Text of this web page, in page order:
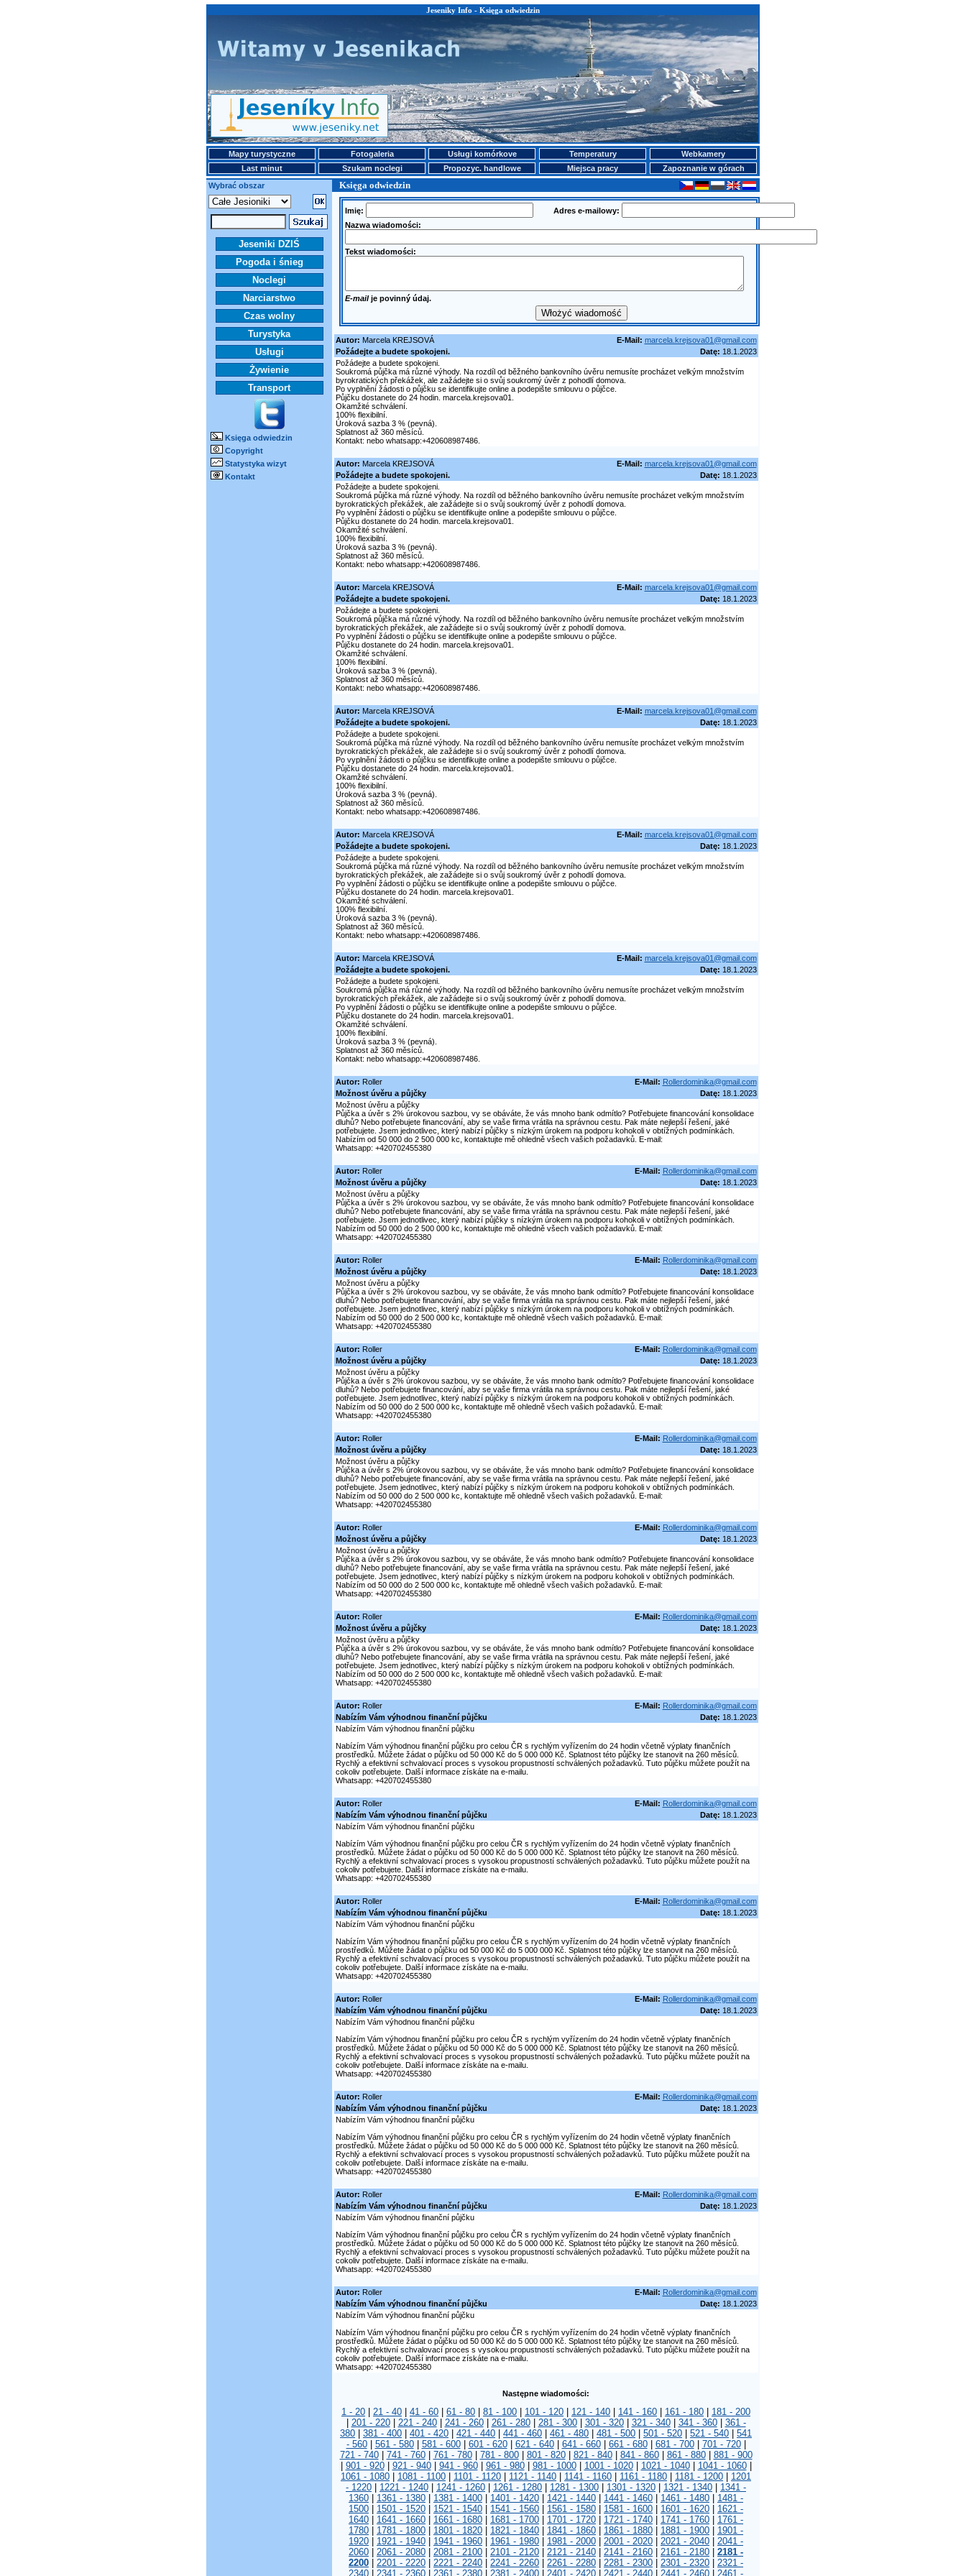
Jeseniky Info - Księga odwiedzin
Mapy turystyczne Fotogaleria Usługi komórkove Temperatury
Webkamery
Last minut
Szukam noclegi Propozyc. handlowe Miejsca pracy
Zapoznanie w górach
Wybrać obszar
Księga odwiedzin
Jeseniki DZIŚ
Pogoda i śnieg
Noclegi
Narciarstwo
Czas wolny
Turystyka
Usługi
Żywienie
Transport
Księga odwiedzin
Copyright
Statystyka wizyt
Kontakt
Imię:
Adres e-mailowy:
Nazwa wiadomości:
Tekst wiadomości:
E-mailje povinný údaj.
Autor: Marcela KREJSOVÁ E-Mail: marcela.krejsova01@gmail.com
Požádejte a budete spokojeni.
Datę: 18.1.2023
Požádejte a budete spokojeni.
Soukromá půjčka má různé výhody. Na rozdíl od běžného bankovního úvěru nemusíte procházet velkým množstvím
byrokratických překážek, ale zažádejte si o svůj soukromý úvěr z pohodlí domova.
Po vyplnění žádosti o půjčku se identifikujte online a podepište smlouvu o půjčce.
Půjčku dostanete do 24 hodin. marcela.krejsova01.
Okamžité schválení.
100% flexibilní.
Úroková sazba 3 % (pevná).
Splatnost až 360 měsíců.
Kontakt: nebo whatsapp:+420608987486.
Autor: Marcela KREJSOVÁ E-Mail: marcela.krejsova01@gmail.com
Požádejte a budete spokojeni.
Datę: 18.1.2023
Požádejte a budete spokojeni.
Soukromá půjčka má různé výhody. Na rozdíl od běžného bankovního úvěru nemusíte procházet velkým množstvím
byrokratických překážek, ale zažádejte si o svůj soukromý úvěr z pohodlí domova.
Po vyplnění žádosti o půjčku se identifikujte online a podepište smlouvu o půjčce.
Půjčku dostanete do 24 hodin. marcela.krejsova01.
Okamžité schválení.
100% flexibilní.
Úroková sazba 3 % (pevná).
Splatnost až 360 měsíců.
Kontakt: nebo whatsapp:+420608987486.
Autor: Marcela KREJSOVÁ E-Mail: marcela.krejsova01@gmail.com
Požádejte a budete spokojeni.
Datę: 18.1.2023
Požádejte a budete spokojeni.
Soukromá půjčka má různé výhody. Na rozdíl od běžného bankovního úvěru nemusíte procházet velkým množstvím
byrokratických překážek, ale zažádejte si o svůj soukromý úvěr z pohodlí domova.
Po vyplnění žádosti o půjčku se identifikujte online a podepište smlouvu o půjčce.
Půjčku dostanete do 24 hodin. marcela.krejsova01.
Okamžité schválení.
100% flexibilní.
Úroková sazba 3 % (pevná).
Splatnost až 360 měsíců.
Kontakt: nebo whatsapp:+420608987486.
Autor: Marcela KREJSOVÁ E-Mail: marcela.krejsova01@gmail.com
Požádejte a budete spokojeni.
Datę: 18.1.2023
Požádejte a budete spokojeni.
Soukromá půjčka má různé výhody. Na rozdíl od běžného bankovního úvěru nemusíte procházet velkým množstvím
byrokratických překážek, ale zažádejte si o svůj soukromý úvěr z pohodlí domova.
Po vyplnění žádosti o půjčku se identifikujte online a podepište smlouvu o půjčce.
Půjčku dostanete do 24 hodin. marcela.krejsova01.
Okamžité schválení.
100% flexibilní.
Úroková sazba 3 % (pevná).
Splatnost až 360 měsíců.
Kontakt: nebo whatsapp:+420608987486.
Autor: Marcela KREJSOVÁ E-Mail: marcela.krejsova01@gmail.com
Požádejte a budete spokojeni.
Datę: 18.1.2023
Požádejte a budete spokojeni.
Soukromá půjčka má různé výhody. Na rozdíl od běžného bankovního úvěru nemusíte procházet velkým množstvím
byrokratických překážek, ale zažádejte si o svůj soukromý úvěr z pohodlí domova.
Po vyplnění žádosti o půjčku se identifikujte online a podepište smlouvu o půjčce.
Půjčku dostanete do 24 hodin. marcela.krejsova01.
Okamžité schválení.
100% flexibilní.
Úroková sazba 3 % (pevná).
Splatnost až 360 měsíců.
Kontakt: nebo whatsapp:+420608987486.
Autor: Marcela KREJSOVÁ E-Mail: marcela.krejsova01@gmail.com
Požádejte a budete spokojeni.
Datę: 18.1.2023
Požádejte a budete spokojeni.
Soukromá půjčka má různé výhody. Na rozdíl od běžného bankovního úvěru nemusíte procházet velkým množstvím
byrokratických překážek, ale zažádejte si o svůj soukromý úvěr z pohodlí domova.
Po vyplnění žádosti o půjčku se identifikujte online a podepište smlouvu o půjčce.
Půjčku dostanete do 24 hodin. marcela.krejsova01.
Okamžité schválení.
100% flexibilní.
Úroková sazba 3 % (pevná).
Splatnost až 360 měsíců.
Kontakt: nebo whatsapp:+420608987486.
Autor: Roller E-Mail: Rollerdominika@gmail.com
Možnost úvěru a půjčky
Datę: 18.1.2023
Možnost úvěru a půjčky
Půjčka a úvěr s 2% úrokovou sazbou, vy se obáváte, že vás mnoho bank odmítlo? Potřebujete financování konsolidace
dluhů? Nebo potřebujete financování, aby se vaše firma vrátila na správnou cestu. Pak máte nejlepší řešení, jaké
potřebujete. Jsem jednotlivec, který nabízí půjčky s nízkým úrokem na podporu kohokoli v obtížných podmínkách.
Nabízím od 50 000 do 2 500 000 kc, kontaktujte mě ohledně všech vašich požadavků. E-mail:
Whatsapp: +420702455380
Autor: Roller E-Mail: Rollerdominika@gmail.com
Možnost úvěru a půjčky
Datę: 18.1.2023
Možnost úvěru a půjčky
Půjčka a úvěr s 2% úrokovou sazbou, vy se obáváte, že vás mnoho bank odmítlo? Potřebujete financování konsolidace
dluhů? Nebo potřebujete financování, aby se vaše firma vrátila na správnou cestu. Pak máte nejlepší řešení, jaké
potřebujete. Jsem jednotlivec, který nabízí půjčky s nízkým úrokem na podporu kohokoli v obtížných podmínkách.
Nabízím od 50 000 do 2 500 000 kc, kontaktujte mě ohledně všech vašich požadavků. E-mail:
Whatsapp: +420702455380
Autor: Roller E-Mail: Rollerdominika@gmail.com
Možnost úvěru a půjčky
Datę: 18.1.2023
Možnost úvěru a půjčky
Půjčka a úvěr s 2% úrokovou sazbou, vy se obáváte, že vás mnoho bank odmítlo? Potřebujete financování konsolidace
dluhů? Nebo potřebujete financování, aby se vaše firma vrátila na správnou cestu. Pak máte nejlepší řešení, jaké
potřebujete. Jsem jednotlivec, který nabízí půjčky s nízkým úrokem na podporu kohokoli v obtížných podmínkách.
Nabízím od 50 000 do 2 500 000 kc, kontaktujte mě ohledně všech vašich požadavků. E-mail:
Whatsapp: +420702455380
Autor: Roller E-Mail: Rollerdominika@gmail.com
Možnost úvěru a půjčky
Datę: 18.1.2023
Možnost úvěru a půjčky
Půjčka a úvěr s 2% úrokovou sazbou, vy se obáváte, že vás mnoho bank odmítlo? Potřebujete financování konsolidace
dluhů? Nebo potřebujete financování, aby se vaše firma vrátila na správnou cestu. Pak máte nejlepší řešení, jaké
potřebujete. Jsem jednotlivec, který nabízí půjčky s nízkým úrokem na podporu kohokoli v obtížných podmínkách.
Nabízím od 50 000 do 2 500 000 kc, kontaktujte mě ohledně všech vašich požadavků. E-mail:
Whatsapp: +420702455380
Autor: Roller E-Mail: Rollerdominika@gmail.com
Možnost úvěru a půjčky
Datę: 18.1.2023
Možnost úvěru a půjčky
Půjčka a úvěr s 2% úrokovou sazbou, vy se obáváte, že vás mnoho bank odmítlo? Potřebujete financování konsolidace
dluhů? Nebo potřebujete financování, aby se vaše firma vrátila na správnou cestu. Pak máte nejlepší řešení, jaké
potřebujete. Jsem jednotlivec, který nabízí půjčky s nízkým úrokem na podporu kohokoli v obtížných podmínkách.
Nabízím od 50 000 do 2 500 000 kc, kontaktujte mě ohledně všech vašich požadavků. E-mail:
Whatsapp: +420702455380
Autor: Roller E-Mail: Rollerdominika@gmail.com
Možnost úvěru a půjčky
Datę: 18.1.2023
Možnost úvěru a půjčky
Půjčka a úvěr s 2% úrokovou sazbou, vy se obáváte, že vás mnoho bank odmítlo? Potřebujete financování konsolidace
dluhů? Nebo potřebujete financování, aby se vaše firma vrátila na správnou cestu. Pak máte nejlepší řešení, jaké
potřebujete. Jsem jednotlivec, který nabízí půjčky s nízkým úrokem na podporu kohokoli v obtížných podmínkách.
Nabízím od 50 000 do 2 500 000 kc, kontaktujte mě ohledně všech vašich požadavků. E-mail:
Whatsapp: +420702455380
Autor: Roller E-Mail: Rollerdominika@gmail.com
Možnost úvěru a půjčky
Datę: 18.1.2023
Možnost úvěru a půjčky
Půjčka a úvěr s 2% úrokovou sazbou, vy se obáváte, že vás mnoho bank odmítlo? Potřebujete financování konsolidace
dluhů? Nebo potřebujete financování, aby se vaše firma vrátila na správnou cestu. Pak máte nejlepší řešení, jaké
potřebujete. Jsem jednotlivec, který nabízí půjčky s nízkým úrokem na podporu kohokoli v obtížných podmínkách.
Nabízím od 50 000 do 2 500 000 kc, kontaktujte mě ohledně všech vašich požadavků. E-mail:
Whatsapp: +420702455380
Autor: Roller E-Mail: Rollerdominika@gmail.com
Nabízím Vám výhodnou finanční půjčku
Datę: 18.1.2023
Nabízím Vám výhodnou finanční půjčku
Nabízím Vám výhodnou finanční půjčku pro celou ČR s rychlým vyřízením do 24 hodin včetně výplaty finančních
prostředků. Můžete žádat o půjčku od 50 000 Kč do 5 000 000 Kč. Splatnost této půjčky lze stanovit na 260 měsíců.
Rychlý a efektivní schvalovací proces s vysokou propustností schválených požadavků. Tuto půjčku můžete použít na
cokoliv potřebujete. Další informace získáte na e-mailu.
Whatsapp: +420702455380
Autor: Roller E-Mail: Rollerdominika@gmail.com
Nabízím Vám výhodnou finanční půjčku
Datę: 18.1.2023
Nabízím Vám výhodnou finanční půjčku
Nabízím Vám výhodnou finanční půjčku pro celou ČR s rychlým vyřízením do 24 hodin včetně výplaty finančních
prostředků. Můžete žádat o půjčku od 50 000 Kč do 5 000 000 Kč. Splatnost této půjčky lze stanovit na 260 měsíců.
Rychlý a efektivní schvalovací proces s vysokou propustností schválených požadavků. Tuto půjčku můžete použít na
cokoliv potřebujete. Další informace získáte na e-mailu.
Whatsapp: +420702455380
Autor: Roller E-Mail: Rollerdominika@gmail.com
Nabízím Vám výhodnou finanční půjčku
Datę: 18.1.2023
Nabízím Vám výhodnou finanční půjčku
Nabízím Vám výhodnou finanční půjčku pro celou ČR s rychlým vyřízením do 24 hodin včetně výplaty finančních
prostředků. Můžete žádat o půjčku od 50 000 Kč do 5 000 000 Kč. Splatnost této půjčky lze stanovit na 260 měsíců.
Rychlý a efektivní schvalovací proces s vysokou propustností schválených požadavků. Tuto půjčku můžete použít na
cokoliv potřebujete. Další informace získáte na e-mailu.
Whatsapp: +420702455380
Autor: Roller E-Mail: Rollerdominika@gmail.com
Nabízím Vám výhodnou finanční půjčku
Datę: 18.1.2023
Nabízím Vám výhodnou finanční půjčku
Nabízím Vám výhodnou finanční půjčku pro celou ČR s rychlým vyřízením do 24 hodin včetně výplaty finančních
prostředků. Můžete žádat o půjčku od 50 000 Kč do 5 000 000 Kč. Splatnost této půjčky lze stanovit na 260 měsíců.
Rychlý a efektivní schvalovací proces s vysokou propustností schválených požadavků. Tuto půjčku můžete použít na
cokoliv potřebujete. Další informace získáte na e-mailu.
Whatsapp: +420702455380
Autor: Roller E-Mail: Rollerdominika@gmail.com
Nabízím Vám výhodnou finanční půjčku
Datę: 18.1.2023
Nabízím Vám výhodnou finanční půjčku
Nabízím Vám výhodnou finanční půjčku pro celou ČR s rychlým vyřízením do 24 hodin včetně výplaty finančních
prostředků. Můžete žádat o půjčku od 50 000 Kč do 5 000 000 Kč. Splatnost této půjčky lze stanovit na 260 měsíců.
Rychlý a efektivní schvalovací proces s vysokou propustností schválených požadavků. Tuto půjčku můžete použít na
cokoliv potřebujete. Další informace získáte na e-mailu.
Whatsapp: +420702455380
Autor: Roller E-Mail: Rollerdominika@gmail.com
Nabízím Vám výhodnou finanční půjčku
Datę: 18.1.2023
Nabízím Vám výhodnou finanční půjčku
Nabízím Vám výhodnou finanční půjčku pro celou ČR s rychlým vyřízením do 24 hodin včetně výplaty finančních
prostředků. Můžete žádat o půjčku od 50 000 Kč do 5 000 000 Kč. Splatnost této půjčky lze stanovit na 260 měsíců.
Rychlý a efektivní schvalovací proces s vysokou propustností schválených požadavků. Tuto půjčku můžete použít na
cokoliv potřebujete. Další informace získáte na e-mailu.
Whatsapp: +420702455380
Autor: Roller E-Mail: Rollerdominika@gmail.com
Nabízím Vám výhodnou finanční půjčku
Datę: 18.1.2023
Nabízím Vám výhodnou finanční půjčku
Nabízím Vám výhodnou finanční půjčku pro celou ČR s rychlým vyřízením do 24 hodin včetně výplaty finančních
prostředků. Můžete žádat o půjčku od 50 000 Kč do 5 000 000 Kč. Splatnost této půjčky lze stanovit na 260 měsíců.
Rychlý a efektivní schvalovací proces s vysokou propustností schválených požadavků. Tuto půjčku můžete použít na
cokoliv potřebujete. Další informace získáte na e-mailu.
Whatsapp: +420702455380
Następne wiadomości:
1 - 20 21 - 40 41 - 60 61 - 80 81 - 100 101 - 120 121 - 140 141 - 160 161 - 180
181 - 200
201 - 220| 221 - 240| 241 - 260| 261 - 280| 281 - 300| 301 - 320| 321 - 340| 341 - 360| 361 -
380
381 - 400 401 - 420 421 - 440 441 - 460 461 - 480 481 - 500 501 - 520 521 - 540
541
- 560| 561 - 580| 581 - 600| 601 - 620| 621 - 640| 641 - 660| 661 - 680| 681 - 700| 701 - 720|
721 - 740| 741 - 760| 761 - 780| 781 - 800| 801 - 820| 821 - 840| 841 - 860| 861 - 880| 881 - 900
901 - 920| 921 - 940| 941 - 960| 961 - 980| 981 - 1000| 1001 - 1020| 1021 - 1040| 1041 - 1060|
1061 - 1080
1081 - 1100 1101 - 1120 1121 - 1140 1141 - 1160 1161 - 1180 1181 - 1200
1201
- 1220
1221 - 1240 1241 - 1260 1261 - 1280 1281 - 1300 1301 - 1320 1321 - 1340
1341 -
1360
1361 - 1380 1381 - 1400 1401 - 1420 1421 - 1440 1441 - 1460 1461 - 1480
1481 -
1500
1501 - 1520 1521 - 1540 1541 - 1560 1561 - 1580 1581 - 1600 1601 - 1620
1621 -
1640
1641 - 1660 1661 - 1680 1681 - 1700 1701 - 1720 1721 - 1740 1741 - 1760
1761 -
1780
1781 - 1800 1801 - 1820 1821 - 1840 1841 - 1860 1861 - 1880 1881 - 1900
1901 -
1920
1921 - 1940 1941 - 1960 1961 - 1980 1981 - 2000 2001 - 2020 2021 - 2040
2041 -
2060
2061 - 2080 2081 - 2100 2101 - 2120 2121 - 2140 2141 - 2160 2161 - 2180
2181 -
2200
2201 - 2220 2221 - 2240 2241 - 2260 2261 - 2280 2281 - 2300 2301 - 2320
2321 -
2340
2341 - 2360 2361 - 2380 2381 - 2400 2401 - 2420 2421 - 2440 2441 - 2460 2461 -